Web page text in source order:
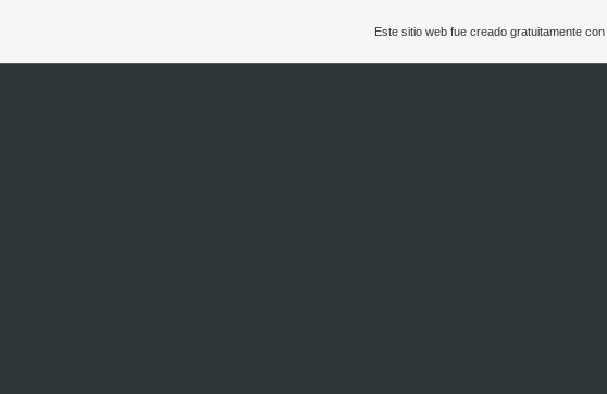
Este sitio web fue creado gratuitamente con